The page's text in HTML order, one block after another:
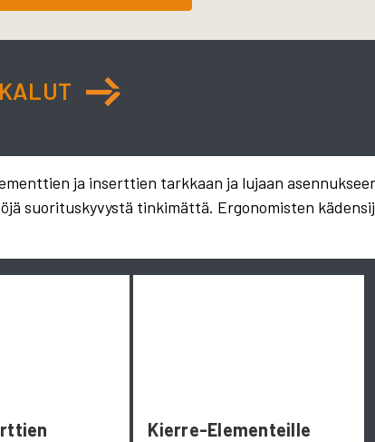
ja inserttien tarkkaan ja lujaan
suorituskyvystä tinkimättä. Ergonomisten
Kierre-Elementeille